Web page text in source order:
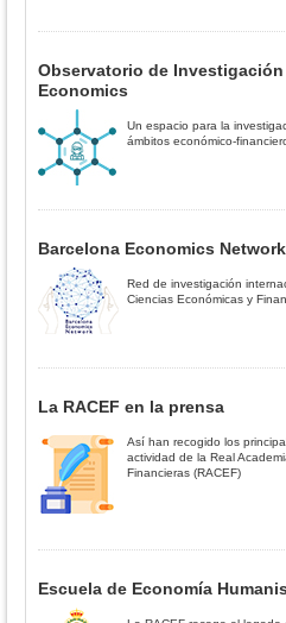
Observatorio de Investigación
Economics
Un espacio para la
ámbitos económico-
Barcelona Economics Network
Red de investigación
Ciencias Económicas y
La RACEF en la prensa
Así han recogido los
actividad de la Real
Financieras (RACEF)
Escuela de Economía